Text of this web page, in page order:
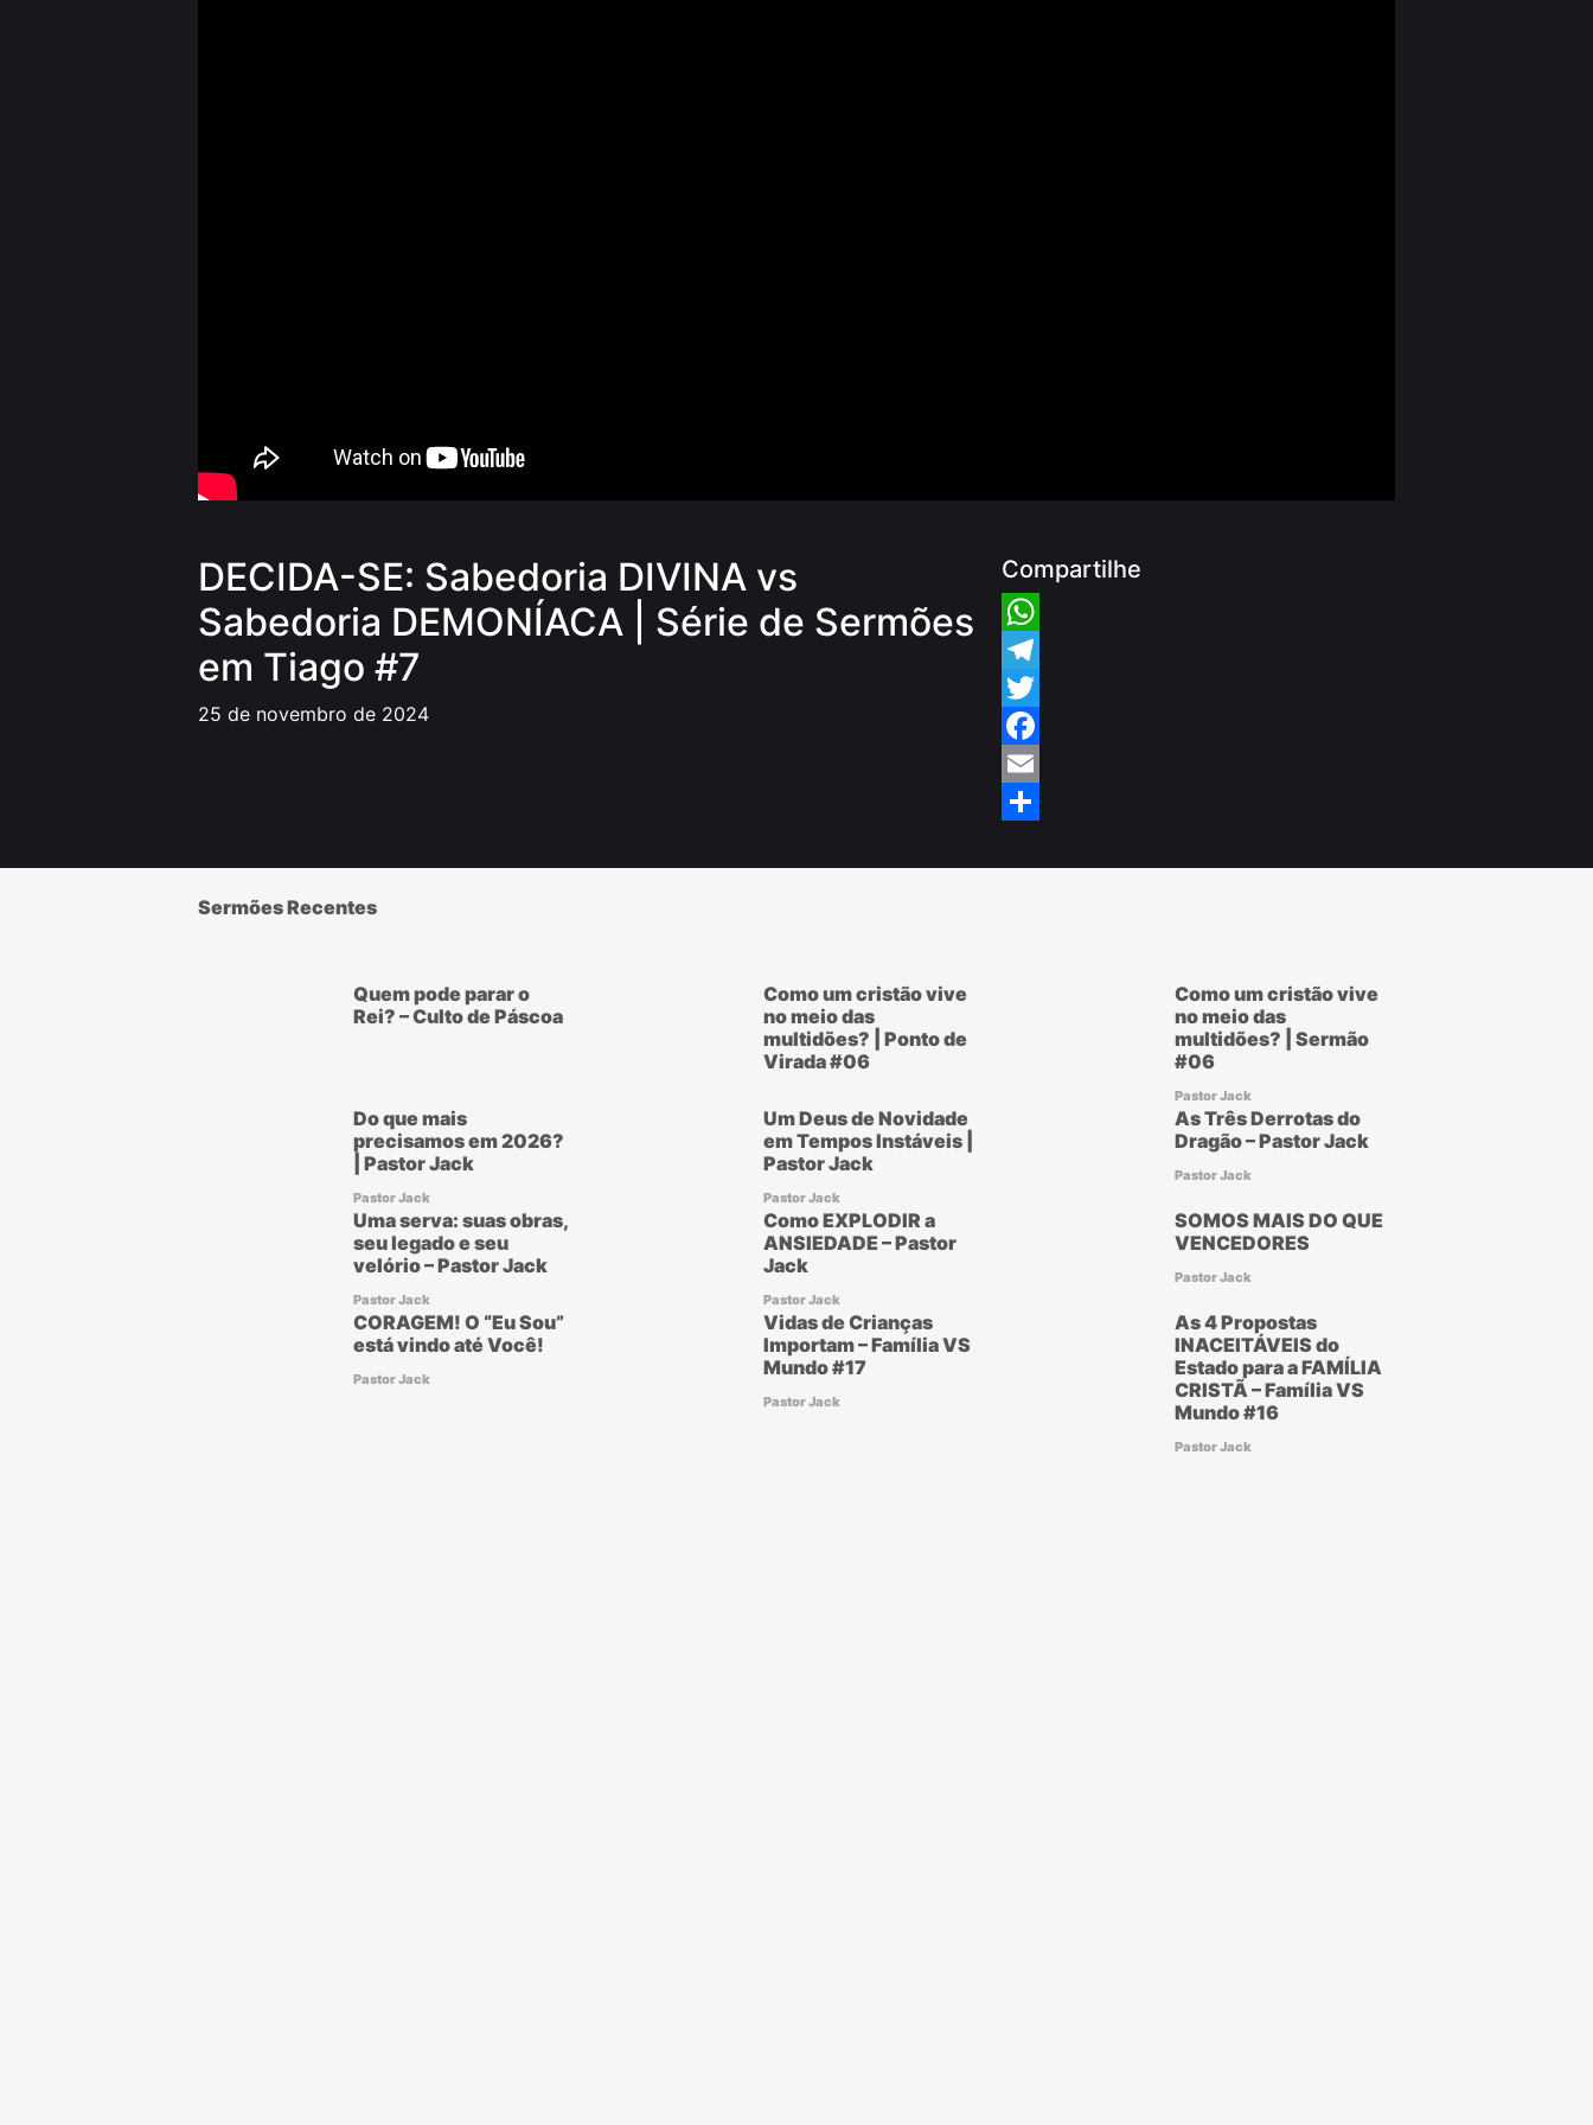
DECIDA-SE: Sabedoria DIVINA vs
Sabedoria DEMONÍACA | Série de Sermões
em Tiago #7
25 de novembro de 2024
Compartilhe
WhatsApp
Telegram
Twitter
Facebook
Email
Sermões Recentes
Quem pode parar o
Rei? – Culto de Páscoa
Como um cristão vive
no meio das
multidões? | Ponto de
Virada #06
Como um cristão vive
no meio das
multidões? | Sermão
#06
Pastor Jack
Do que mais
precisamos em 2026?
| Pastor Jack
Pastor Jack
Um Deus de Novidade
em Tempos Instáveis |
Pastor Jack
Pastor Jack
As Três Derrotas do
Dragão – Pastor Jack
Pastor Jack
Uma serva: suas obras,
seu legado e seu
velório – Pastor Jack
Pastor Jack
Como EXPLODIR a
ANSIEDADE – Pastor
Jack
Pastor Jack
SOMOS MAIS DO QUE
VENCEDORES
Pastor Jack
CORAGEM! O “Eu Sou”
está vindo até Você!
Pastor Jack
Vidas de Crianças
Importam – Família VS
Mundo #17
Pastor Jack
As 4 Propostas
INACEITÁVEIS do
Estado para a FAMÍLIA
CRISTÃ – Família VS
Mundo #16
Pastor Jack